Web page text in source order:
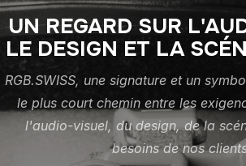
UN REGARD SUR
LE DESIGN ET LA
RGB.SWISS, une signature et un
le plus court chemin entre les
l'audio-visuel, du design, de la
besoins de nos